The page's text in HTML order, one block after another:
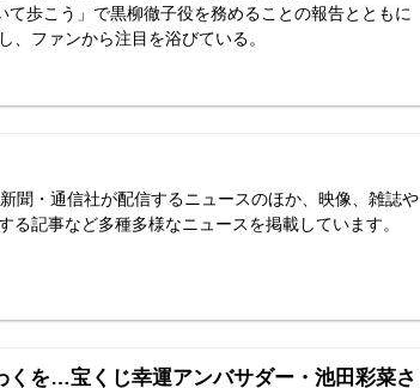
て歩こう」で黒柳徹子役を務めることの報告とともに
、ファンから注目を浴びている。
聞・通信社が配信するニュースのほか、映像、雑誌や
る記事など多種多様なニュースを掲載しています。
くを…宝くじ幸運アンバサダー・池田彩菜さ